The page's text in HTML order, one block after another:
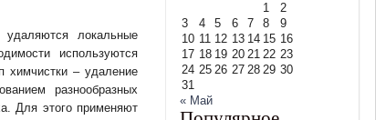
удаляются локальные
используются
химчистки – удаление
разнообразных
Для этого применяют
1
2
3
4 5 6 7 8
9
10 11 12 13 14 15 16
17 18 19 20 21 22 23
24 25 26 27 28 29 30
31
« Май